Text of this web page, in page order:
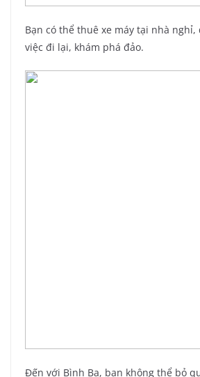
Bạn có thể thuê xe máy tại nhà
việc đi lại, khám phá đảo.
Đến với Bình Ba, bạn không thể bỏ